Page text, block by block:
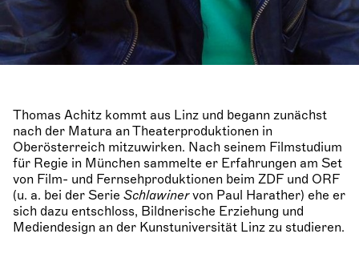
Thomas Achitz kommt aus Linz und begann zunächst
nach der Matura an Theaterproduktionen in
Oberösterreich mitzuwirken. Nach seinem Filmstudium
für Regie in München sammelte er Erfahrungen am Set
von Film- und Fernsehproduktionen beim ZDF und ORF
(u. a. bei der Serie Schlawinervon Paul Harather) ehe er
sich dazu entschloss, Bildnerische Erziehung und
Mediendesign an der Kunstuniversität Linz zu studieren.